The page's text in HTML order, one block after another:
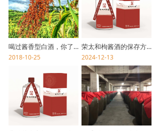
喝过酱香型白酒，你了解其酿造工艺吗？
2018-10-25
荣太和枸酱酒的保存方式
2024-12-13